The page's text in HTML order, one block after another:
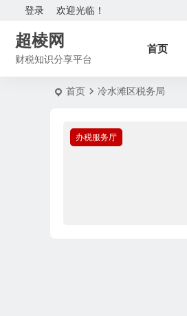
欢迎光临！
登录
超棱网
财税知识分享平台
首页
首页 冷水滩区税务局
办税服务厅